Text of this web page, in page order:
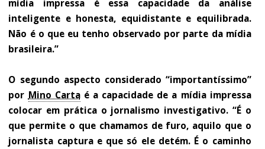
mídia impressa é essa capacidade da análise
inteligente e honesta, equidistante e equilibrada.
Não é o que eu tenho observado por parte da mídia
brasileira.”
O segundo aspecto considerado “importantíssimo”
por Mino Cartaé a capacidade de a mídia impressa
colocar em prática o jornalismo investigativo. “É o
que permite o que chamamos de furo, aquilo que o
jornalista captura e que só ele detém. É o caminho